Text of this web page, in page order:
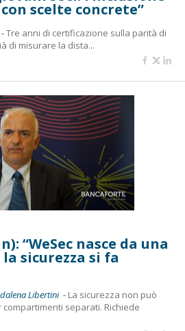
scelte concrete”
Tre anni di certificazione sulla parità di
di misurare la dista...
“WeSec nasce da una
sicurezza si fa
Libertini - La sicurezza non può
separati. Richiede